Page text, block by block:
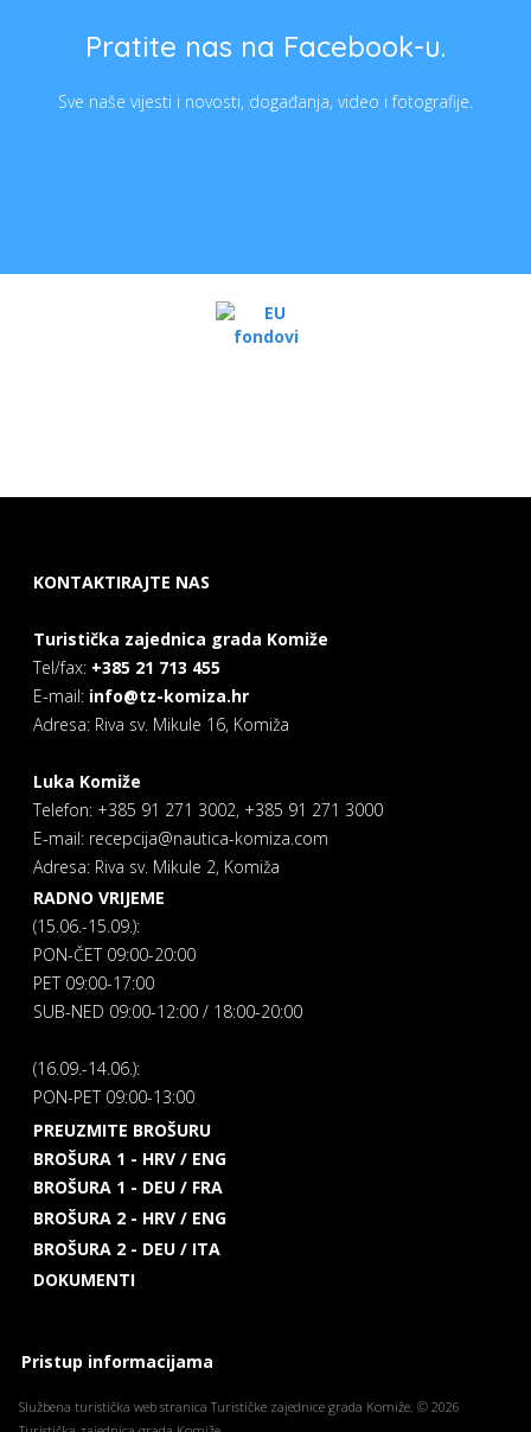
Pratite nas na Facebook-u.
Sve naše vijesti i novosti, događanja, video i fotografije.
KONTAKTIRAJTE NAS
Turistička zajednica grada Komiže
Tel/fax: +385 21 713 455
E-mail: info@tz-komiza.hr
Adresa: Riva sv. Mikule 16, Komiža
Luka Komiže
Telefon: +385 91 271 3002, +385 91 271 3000
E-mail: recepcija@nautica-komiza.com
Adresa: Riva sv. Mikule 2, Komiža
RADNO VRIJEME
(15.06.-15.09.):
PON-ČET 09:00-20:00
PET 09:00-17:00
SUB-NED 09:00-12:00 / 18:00-20:00
(16.09.-14.06.):
PON-PET 09:00-13:00
PREUZMITE BROŠURU
BROŠURA 1 - HRV / ENG
BROŠURA 1 - DEU / FRA
BROŠURA 2 - HRV / ENG
BROŠURA 2 - DEU / ITA
DOKUMENTI
Pristup informacijama
Službena turistička web stranica Turističke zajednice grada Komiže. © 2026